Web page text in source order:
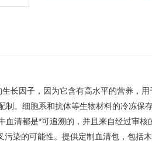
长因子，因为它含有高水平的营养，用
。细胞系和抗体等生物材料的冷冻保
清都是*可追溯的，并且来自经过审
污染的可能性。提供定制血清包，包括